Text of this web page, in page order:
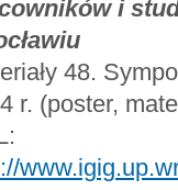
i
48.
r. (poster,